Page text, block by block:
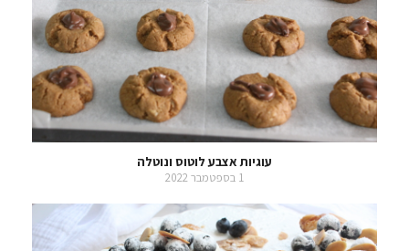
עוגיות אצבע לוטוס ונוטלה
1 בספטמבר 2022